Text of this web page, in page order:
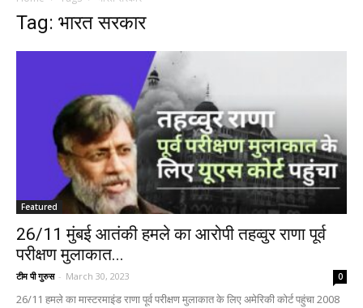
Tag: भारत सरकार
Featured
26/11 मुंबई आतंकी हमले का आरोपी तहव्वुर राणा पूर्व
परीक्षण मुलाकात...
टीम पी गुरुस - March 30, 2023 0
26/11 हमले का मास्टरमाइंड राणा पूर्व परीक्षण मुलाकात के लिए अमेरिकी कोर्ट पहुंचा 2008